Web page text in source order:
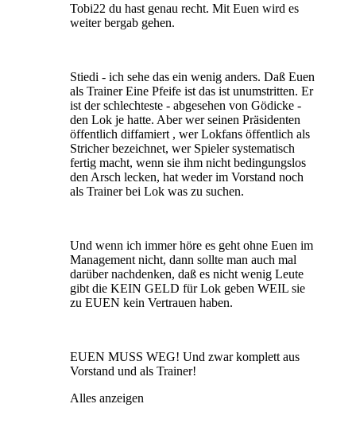
Tobi22 du hast genau recht. Mit Euen wird es
weiter bergab gehen.
Stiedi - ich sehe das ein wenig anders. Daß Euen
als Trainer Eine Pfeife ist das ist unumstritten. Er
ist der schlechteste - abgesehen von Gödicke -
den Lok je hatte. Aber wer seinen Präsidenten
öffentlich diffamiert , wer Lokfans öffentlich als
Stricher bezeichnet, wer Spieler systematisch
fertig macht, wenn sie ihm nicht bedingungslos
den Arsch lecken, hat weder im Vorstand noch
als Trainer bei Lok was zu suchen.
Und wenn ich immer höre es geht ohne Euen im
Management nicht, dann sollte man auch mal
darüber nachdenken, daß es nicht wenig Leute
gibt die KEIN GELD für Lok geben WEIL sie
zu EUEN kein Vertrauen haben.
EUEN MUSS WEG! Und zwar komplett aus
Vorstand und als Trainer!
Alles anzeigen